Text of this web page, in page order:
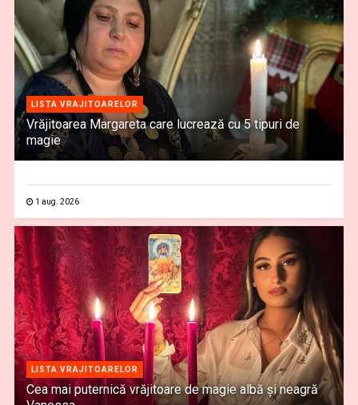
LISTA VRAJITOARELOR
Vrăjitoarea Margareta care lucrează cu 5 tipuri de
magie
1 aug. 2026
LISTA VRAJITOARELOR
Cea mai puternică vrăjitoare de magie albă și neagră